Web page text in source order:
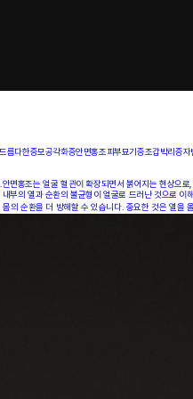
름다한증모공각화증안면홍조피부묘기증조갑박리증자
홍조는 얼굴 혈관이 확장되면서 붉어지는 현상으
의 열과 순환의 불균형이 얼굴로 드러난 것으
순환을 더 방해할 수 있습니다. 중요한 것은 열을